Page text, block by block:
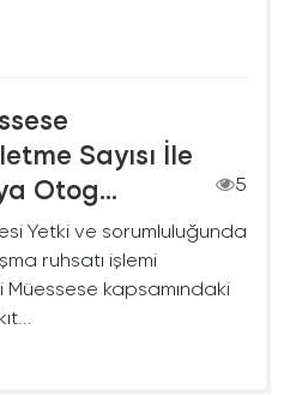
Sayısı İle
Otog...
5
Yetki ve sorumluluğunda
ruhsatı işlemi
Müessese kapsamındaki